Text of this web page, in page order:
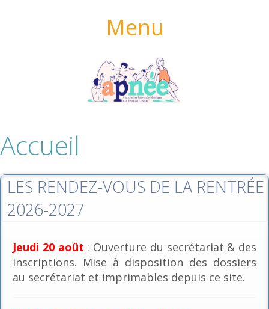
Menu
Accueil
LES RENDEZ-VOUS DE LA RENTRÉE
2026-2027
Jeudi 20 août : Ouverture du secrétariat & des
inscriptions. Mise à disposition des dossiers
au secrétariat et imprimables depuis ce site.